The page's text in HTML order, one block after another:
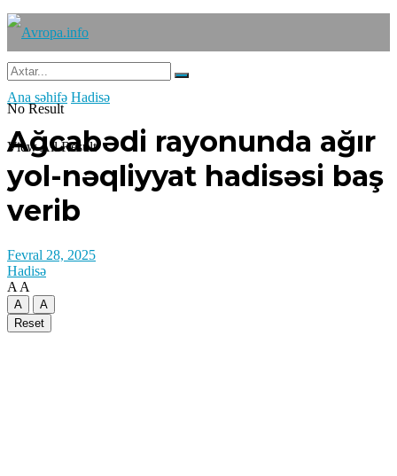
No Result
View All Result
Ana səhifə Hadisə
Ağcabədi rayonunda ağır
yol-nəqliyyat hadisəsi baş
verib
Fevral 28, 2025
Hadisə
A A
A
A
Reset